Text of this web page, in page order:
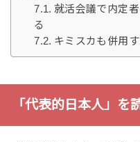
就活会議で内定
る
キミスカも併用
「代表的日本人」を